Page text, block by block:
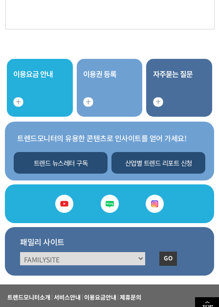
이용요금 안내 이용권 등록 자주묻는 질문
트렌드모니터의 유용한 콘텐츠로 인사이트를 얻어 가세요!
트렌드 뉴스레터 구독 산업별 트렌드 리포트 신청
패밀리 사이트
GO
트렌드모니터소개 서비스안내 이용요금안내 제휴문의